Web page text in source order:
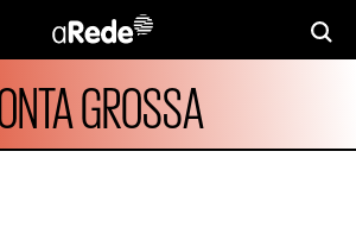
GROSSA